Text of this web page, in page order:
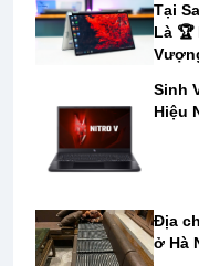
Tại
Là ️🏆
Sinh
Hiệu
Địa
ở Hà